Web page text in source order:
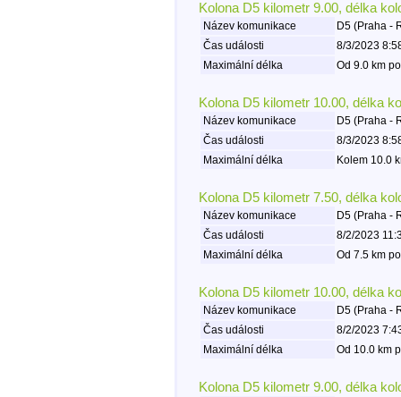
Kolona D5 kilometr 9.00, délka
Název komunikace
D5 (Praha -
Čas události
8/3/2023
Maximální délka
Od 9.0 km
Kolona D5 kilometr 10.00, délka
Název komunikace
D5 (Praha -
Čas události
8/3/2023
Maximální délka
Kolem 10.0
Kolona D5 kilometr 7.50, délka
Název komunikace
D5 (Praha -
Čas události
8/2/2023
Maximální délka
Od 7.5 km
Kolona D5 kilometr 10.00, délka
Název komunikace
D5 (Praha -
Čas události
8/2/2023
Maximální délka
Od 10.0 km
Kolona D5 kilometr 9.00, délka